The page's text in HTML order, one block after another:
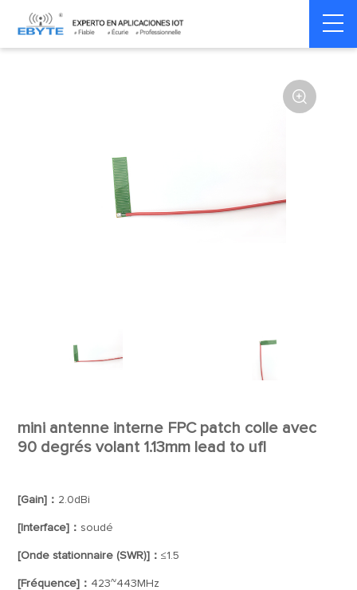
Home > Accessoires > Antenna

mini antenne interne FPC patch colle avec
90 degrés volant 1.13mm lead to ufl
[Gain]： 2.0dBi
[Interface]： soudé
[Onde stationnaire (SWR)]：≤1.5
[Fréquence]： 423~443MHz